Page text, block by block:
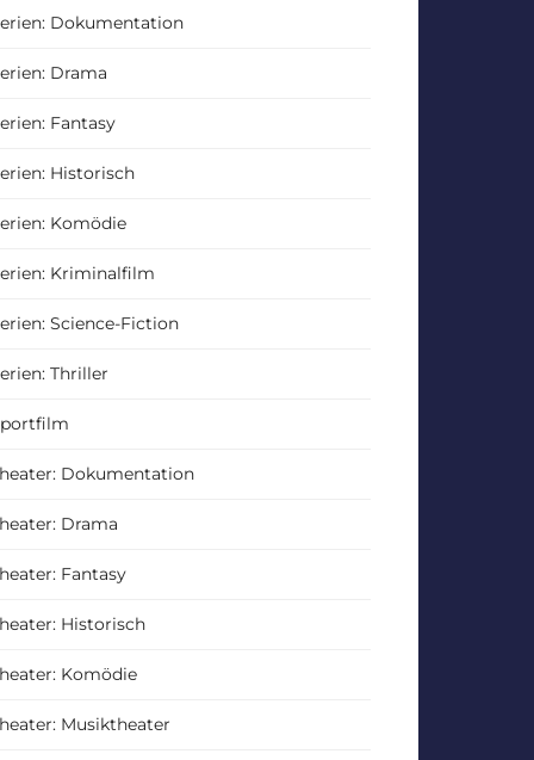
Dokumentation
Drama
Fantasy
Historisch
Komödie
Kriminalfilm
Science-Fiction
Thriller
Dokumentation
Drama
Fantasy
Historisch
Komödie
Musiktheater